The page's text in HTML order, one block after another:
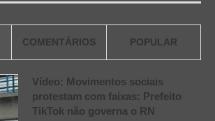
COMENTÁRIOS POPULAR
Vídeo: Movimentos sociais
protestam com faixas: Prefeito
TikTok não governa o RN